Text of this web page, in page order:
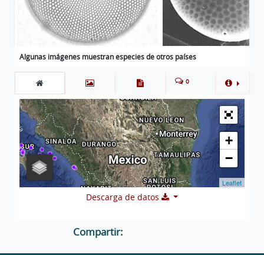
Algunas imágenes muestran especies de otros países
0
+
−
Leaflet
Descarga de datos
Compartir: